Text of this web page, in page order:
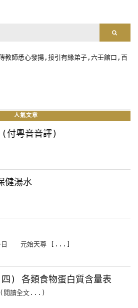
教師悉心發揚,接引有緣弟子,六壬館口,百
人氣文章
付粵音音譯)
健湯水
日 元始天尊 [...]
) 各類食物蛋白質含量表
(閱讀全文...)